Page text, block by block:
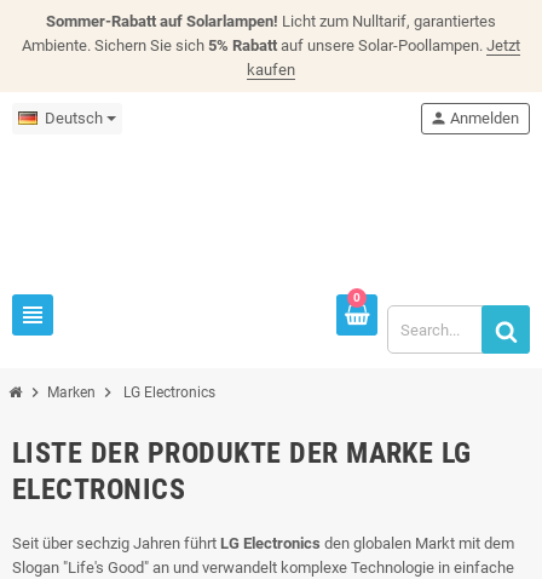
Sommer-Rabatt auf Solarlampen! Licht zum Nulltarif, garantiertes
Ambiente. Sichern Sie sich 5% Rabatt auf unsere Solar-Poollampen. Jetzt
kaufen
Deutsch
view_headline
person Anmelden
0
chevron_right Marken chevron_right LG Electronics
LISTE DER PRODUKTE DER MARKE LG
ELECTRONICS
Seit über sechzig Jahren führt LG Electronics den globalen Markt mit dem
Slogan "Life's Good" an und verwandelt komplexe Technologie in einfache